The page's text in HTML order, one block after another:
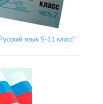
язык 5-11 класс"